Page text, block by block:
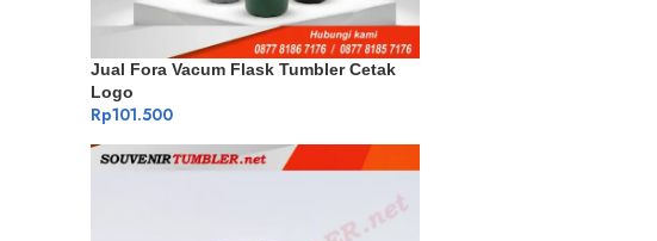
Jual Fora Vacum Flask Tumbler Cetak
Logo
Rp101.500